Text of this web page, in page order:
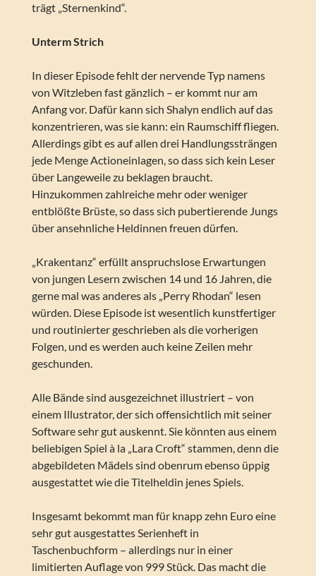
trägt „Sternenkind“.
Unterm Strich
In dieser Episode fehlt der nervende Typ namens
von Witzleben fast gänzlich – er kommt nur am
Anfang vor. Dafür kann sich Shalyn endlich auf das
konzentrieren, was sie kann: ein Raumschiff fliegen.
Allerdings gibt es auf allen drei Handlungssträngen
jede Menge Actioneinlagen, so dass sich kein Leser
über Langeweile zu beklagen braucht.
Hinzukommen zahlreiche mehr oder weniger
entblößte Brüste, so dass sich pubertierende Jungs
über ansehnliche Heldinnen freuen dürfen.
„Krakentanz“ erfüllt anspruchslose Erwartungen
von jungen Lesern zwischen 14 und 16 Jahren, die
gerne mal was anderes als „Perry Rhodan“ lesen
würden. Diese Episode ist wesentlich kunstfertiger
und routinierter geschrieben als die vorherigen
Folgen, und es werden auch keine Zeilen mehr
geschunden.
Alle Bände sind ausgezeichnet illustriert – von
einem Illustrator, der sich offensichtlich mit seiner
Software sehr gut auskennt. Sie könnten aus einem
beliebigen Spiel à la „Lara Croft“ stammen, denn die
abgebildeten Mädels sind obenrum ebenso üppig
ausgestattet wie die Titelheldin jenes Spiels.
Insgesamt bekommt man für knapp zehn Euro eine
sehr gut ausgestattes Serienheft in
Taschenbuchform – allerdings nur in einer
limitierten Auflage von 999 Stück. Das macht die